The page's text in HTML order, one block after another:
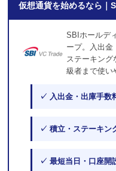
仮想通貨を始めるなら｜
SBIホールデ
ープ。入出金
ステーキング
級者まで使い
✓ 入出金・出庫手数
✓ 積立・ステーキン
✓ 最短当日・口座開